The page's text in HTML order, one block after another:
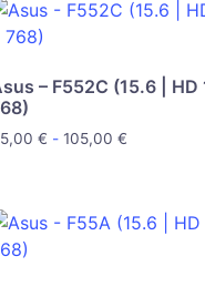
– F552C (15.6 | HD
€ - 105,00€